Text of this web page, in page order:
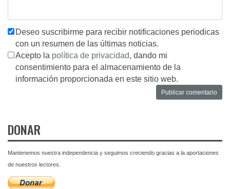
Deseo suscribirme para recibir notificaciones periodicas
con un resumen de las últimas noticias.
Acepto la política de privacidad, dando mi
consentimiento para el almacenamiento de la
información proporcionada en este sitio web.
DONAR
Mantenemos nuestra independencia y seguimos creciendo gracias a la aportaciones
de nuestros lectores.